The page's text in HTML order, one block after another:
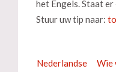
het Engels. Staat
Stuur uw tip naar:
Nederlandse
Wie